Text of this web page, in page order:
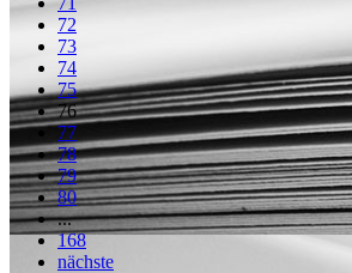
72
73
74
75
76
77
78
79
80
...
168
nächste